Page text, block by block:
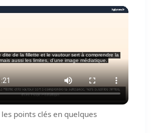
points clés en quelques